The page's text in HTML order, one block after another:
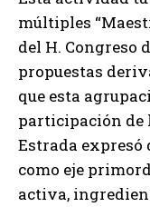
múltiples
del H. Congreso
propuestas
que esta
participación de
Estrada expresó
como eje
activa,